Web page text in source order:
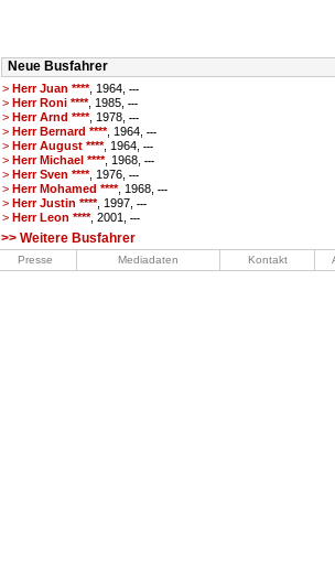
Neue Busfahrer
> Herr Juan ****, 1964, ---
> Herr Roni ****, 1985, ---
> Herr Arnd ****, 1978, ---
> Herr Bernard ****, 1964, ---
> Herr August ****, 1964, ---
> Herr Michael ****, 1968, ---
> Herr Sven ****, 1976, ---
> Herr Mohamed ****, 1968, ---
> Herr Justin ****, 1997, ---
> Herr Leon ****, 2001, ---
>> Weitere Busfahrer
Presse Mediadaten Kontakt